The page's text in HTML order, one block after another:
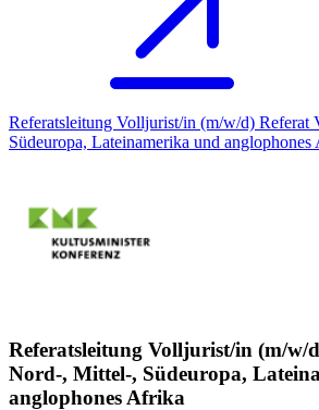
Referatsleitung Volljurist/in (m/w/d)
Südeuropa, Lateinamerika und anglophones
Referatsleitung Volljurist/in (m/w/
Nord-, Mittel-, Südeuropa,
anglophones Afrika